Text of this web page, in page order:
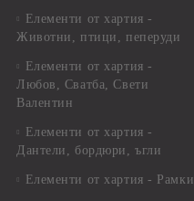
Елементи от хартия -
Животни, птици, пеперуди
Елементи от хартия -
Любов, Сватба, Свети
Валентин
Елементи от хартия -
Дантели, бордюри, ъгли
Елементи от хартия - Рамки